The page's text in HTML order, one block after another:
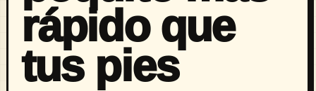
rápido que
tus pies